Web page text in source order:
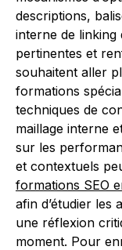
descriptions,
interne de linking
pertinentes et
souhaitent aller
formations
techniques de
maillage interne
sur les
et contextuels
formations SEO
afin d’étudier les
une réflexion
moment. Pour